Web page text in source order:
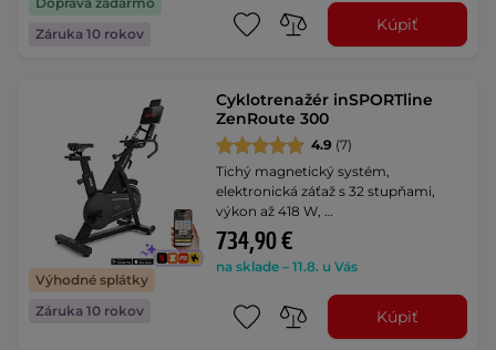
Záruka 10 rokov
Kúpiť
Výhodné splátky
Záruka 10 rokov
Cyklotrenažér inSPORTline
ZenRoute 300
4.9 (7)
Tichý magnetický systém,
elektronická záťaž s 32 stupňami,
výkon až 418 W, …
734,90 €
na sklade – 11.8. u Vás
Kúpiť